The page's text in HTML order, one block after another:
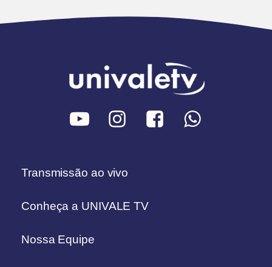
Transmissão ao vivo
Conheça a UNIVALE TV
Nossa Equipe